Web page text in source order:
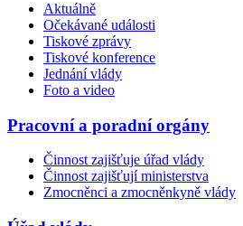
Aktuálně
Očekávané události
Tiskové zprávy
Tiskové konference
Jednání vlády
Foto a video
Pracovní a poradní orgány
Činnost zajišťuje úřad vlády
Činnost zajišťují ministerstva
Zmocněnci a zmocněnkyně vlády